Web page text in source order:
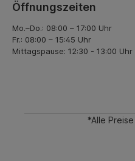
Öffnungszeiten
Mo.–Do.: 08:00 – 17:00 Uhr
Fr.: 08:00 – 15:45 Uhr
Mittagspause: 12:30 - 13:00 Uhr
*Alle